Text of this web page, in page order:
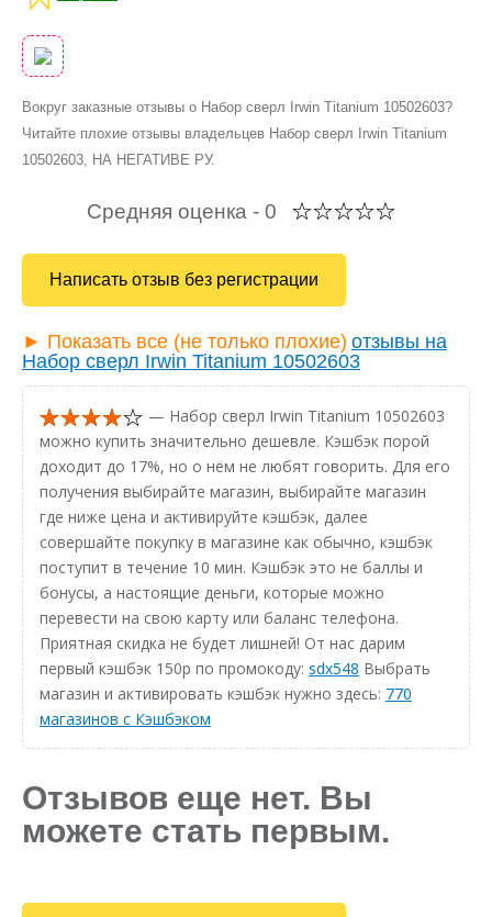
Вокруг заказные отзывы о Набор сверл Irwin Titanium 10502603?
Читайте плохие отзывы владельцев Набор сверл Irwin Titanium
10502603, НА НЕГАТИВЕ РУ.
Средняя оценка - 0
Написать отзыв без регистрации
► Показать все (не только плохие) отзывы на
Набор сверл Irwin Titanium 10502603
— Набор сверл Irwin Titanium 10502603
можно купить значительно дешевле. Кэшбэк порой
доходит до 17%, но о нём не любят говорить. Для его
получения выбирайте магазин, выбирайте магазин
где ниже цена и активируйте кэшбэк, далее
совершайте покупку в магазине как обычно, кэшбэк
поступит в течение 10 мин. Кэшбэк это не баллы и
бонусы, а настоящие деньги, которые можно
перевести на свою карту или баланс телефона.
Приятная скидка не будет лишней! От нас дарим
первый кэшбэк 150р по промокоду: sdx548 Выбрать
магазин и активировать кэшбэк нужно здесь: 770
магазинов с Кэшбэком
Отзывов еще нет. Вы
можете стать первым.